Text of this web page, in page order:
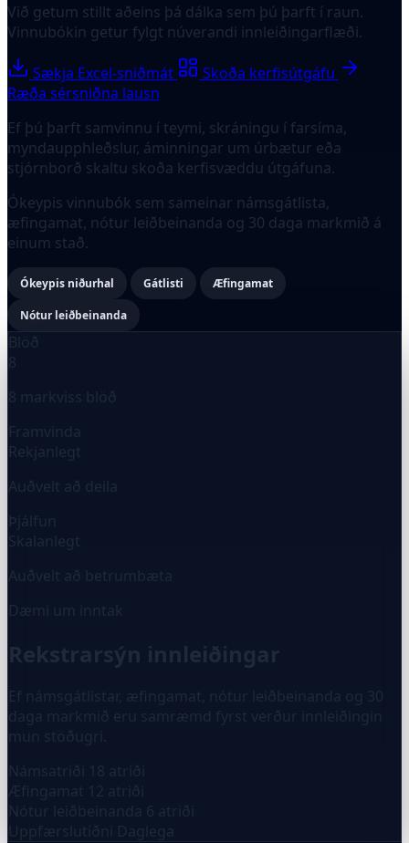
Við getum stillt aðeins þá dálka sem þú þarft í raun.
Vinnubókin getur fylgt núverandi innleiðingarflæði.
Sækja Excel-sniðmát
Skoða kerfisútgáfu
Ræða sérsniðna lausn
Ef þú þarft samvinnu í teymi, skráningu í farsíma,
myndaupphleðslur, áminningar um úrbætur eða
stjórnborð skaltu skoða kerfisvæddu útgáfuna.
Ókeypis vinnubók sem sameinar námsgátlista,
æfingamat, nótur leiðbeinanda og 30 daga markmið á
einum stað.
Ókeypis niðurhal Gátlisti Æfingamat
Nótur leiðbeinanda
Blöð
8
8 markviss blöð
Framvinda
Rekjanlegt
Auðvelt að deila
Þjálfun
Skalanlegt
Auðvelt að betrumbæta
Dæmi um inntak
Rekstrarsýn innleiðingar
Ef námsgátlistar, æfingamat, nótur leiðbeinanda og 30
daga markmið eru samræmd fyrst verður innleiðingin
mun stöðugri.
Námsatriði
18 atriði
Æfingamat
12 atriði
Nótur leiðbeinanda
6 atriði
Uppfærslutíðni
Daglega